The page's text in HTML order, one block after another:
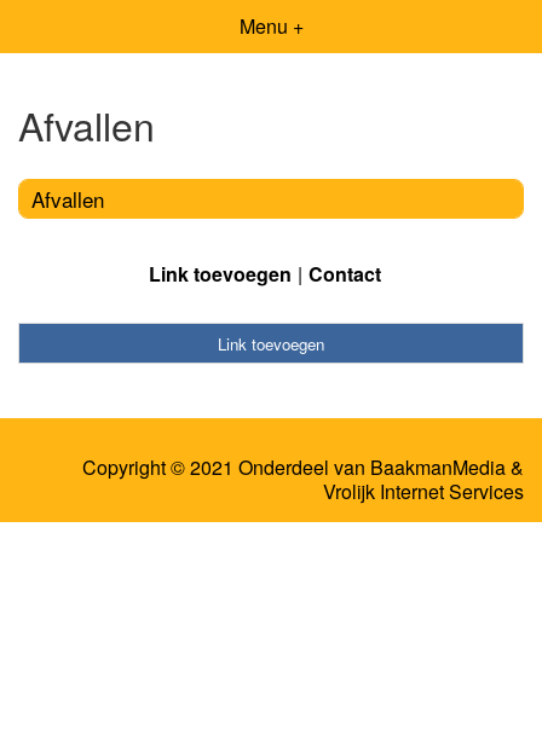
Menu +
Afvallen
Afvallen
Link toevoegen Contact
Link toevoegen
Copyright © 2021 Onderdeel van BaakmanMedia&
Vrolijk Internet Services